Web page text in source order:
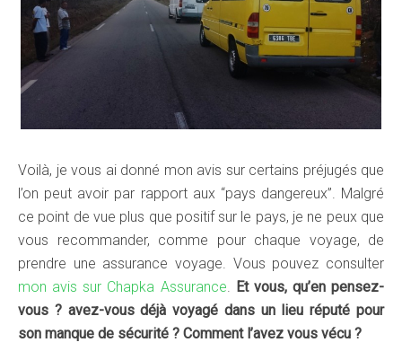
Voilà, je vous ai donné mon avis sur certains préjugés que
l’on peut avoir par rapport aux “pays dangereux”. Malgré
ce point de vue plus que positif sur le pays, je ne peux que
vous recommander, comme pour chaque voyage, de
prendre une assurance voyage. Vous pouvez consulter
mon avis sur Chapka Assurance
Et vous, qu’en pensez-
vous ? avez-vous déjà voyagé dans un lieu réputé pour
son manque de sécurité ? Comment l’avez vous vécu ?